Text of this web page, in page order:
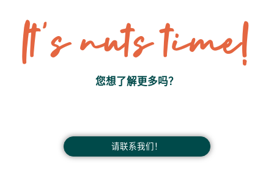
It’s nuts time!
您想了解更多吗？
请联系我们！